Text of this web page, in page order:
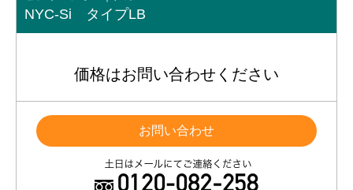
NYC-Si タイプLB
価格はお問い合わせください
お問い合わせ